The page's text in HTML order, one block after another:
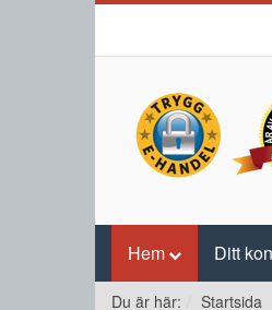
Hem Ditt
Du är här: Startsida